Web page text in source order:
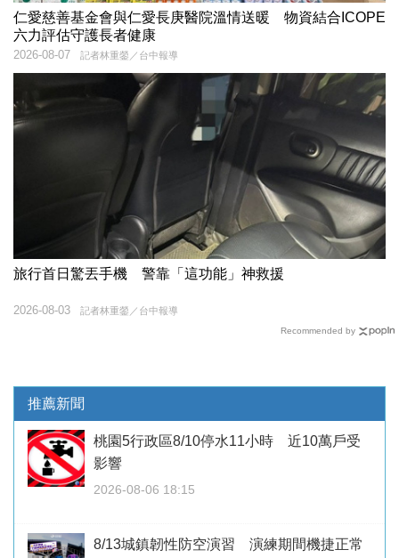
仁愛慈善基金會與仁愛長庚醫院溫情送暖 物資結合ICOPE
六力評估守護長者健康
記者林重鎣／台中報導
2026-08-07
旅行首日驚丟手機 警靠「這功能」神救援
記者林重鎣／台中報導
2026-08-03
Recommended by
推薦新聞
桃園5行政區8/10停水11小時 近10萬戶受
影響
2026-08-06 18:15
8/13城鎮韌性防空演習 演練期間機捷正常